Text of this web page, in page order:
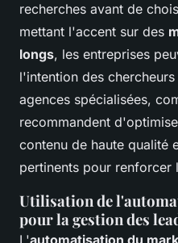
recherches avant de
mettant l'accent sur des
longs, les entreprises
l'intention des
agences spécialisées,
recommandent
contenu de haute qualité
pertinents pour renforcer
Utilisation de
pour la gestion des
L'automatisation du